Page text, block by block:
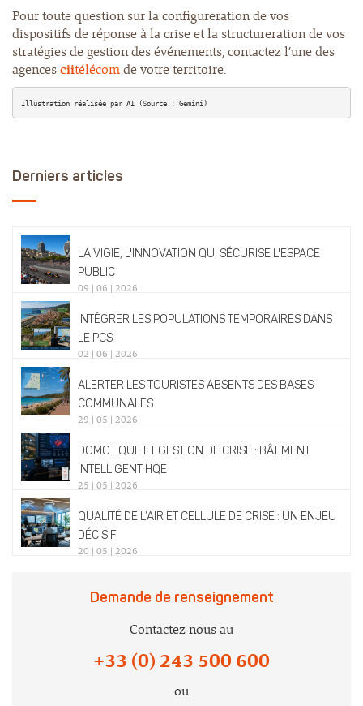
Pour toute question sur la configureration de vos
dispositifs de réponse à la crise et la structureration de vos
stratégies de gestion des événements, contactez l’une des
agencesciitélécomde votre territoire.
Illustration réalisée par AI (Source : Gemini)
Derniers articles
LA VIGIE, L'INNOVATION QUI SÉCURISE L'ESPACE
PUBLIC
09 | 06 | 2026
INTÉGRER LES POPULATIONS TEMPORAIRES DANS
LE PCS
02 | 06 | 2026
ALERTER LES TOURISTES ABSENTS DES BASES
COMMUNALES
29 | 05 | 2026
DOMOTIQUE ET GESTION DE CRISE : BÂTIMENT
INTELLIGENT HQE
25 | 05 | 2026
QUALITÉ DE L’AIR ET CELLULE DE CRISE : UN ENJEU
DÉCISIF
20 | 05 | 2026
Demande de renseignement
Contactez nous au
+33 (0) 243 500 600
ou